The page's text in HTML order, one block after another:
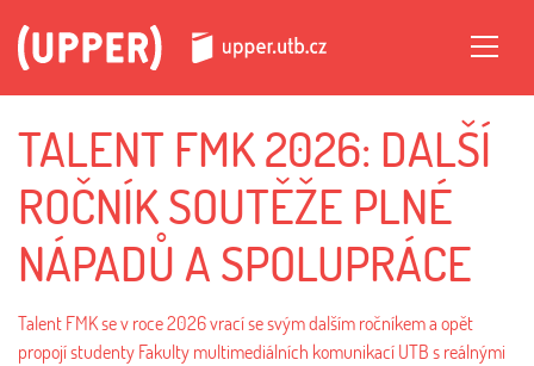
TALENT FMK 2026: DALŠÍ
ROČNÍK SOUTĚŽE PLNÉ
NÁPADŮ A SPOLUPRÁCE
Talent FMK se v roce 2026 vrací se svým dalším ročníkem a opět
propojí studenty Fakulty multimediálních komunikací UTB s reálnými